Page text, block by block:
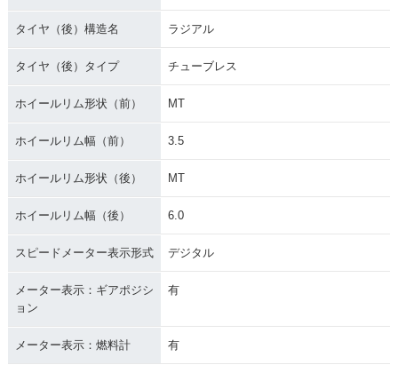
タイヤ（後）構造名 ラジアル
タイヤ（後）タイプ チューブレス
ホイールリム形状（前） MT
ホイールリム幅（前） 3.5
ホイールリム形状（後） MT
ホイールリム幅（後） 6.0
スピードメーター表示形式 デジタル
メーター表示：ギアポジシ
ョン
有
メーター表示：燃料計 有